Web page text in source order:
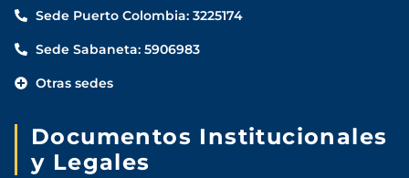
Sede Puerto Colombia: 3225174
Sede Sabaneta: 5906983
Otras sedes
Documentos Institucionales
y Legales